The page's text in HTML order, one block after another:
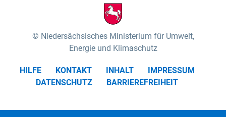
Niedersächsisches Ministerium für Umwelt,
Energie und Klimaschutz
HILFE KONTAKT INHALT
IMPRESSUM
DATENSCHUTZ
BARRIEREFREIHEIT